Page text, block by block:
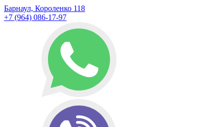
Барнаул, Короленко 118
+7 (964) 086-17-97